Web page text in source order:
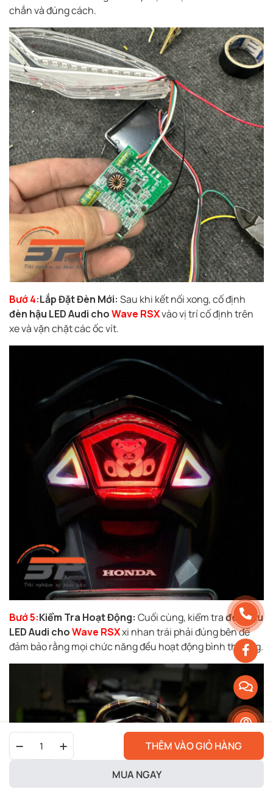
Hậu
Led
THÊM VÀO GIỎ HÀNG
MUA NGAY
chắn và đúng cách.
Bướ 4:Lắp Đặt Đèn Mới: Sau khi kết nối xong, cố định
đèn hậu LED Audi choWave RSXvào vị trí cố định trên
xe và vặn chặt các ốc vít.
Bướ 5:Kiểm Tra Hoạt Động: Cuối cùng, kiểm trađèn hậu
LED Audi choWave RSXxi nhan trái phải đúng bên để
đảm bảo rằng mọi chức năng đều hoạt động bình thường.